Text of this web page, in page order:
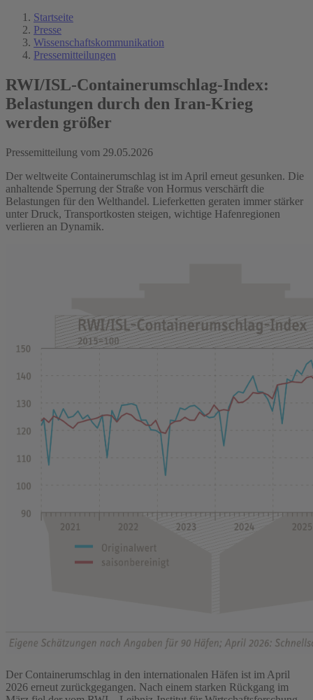
Startseite
Presse
Wissenschaftskommunikation
Pressemitteilungen
RWI/ISL-Containerumschlag-Index:
Belastungen durch den Iran-Krieg
werden größer
Pressemitteilung vom 29.05.2026
Der weltweite Containerumschlag ist im April erneut gesunken. Die
anhaltende Sperrung der Straße von Hormus verschärft die
Belastungen für den Welthandel. Lieferketten geraten immer stärker
unter Druck, Transportkosten steigen, wichtige Hafenregionen
verlieren an Dynamik.
Der Containerumschlag in den internationalen Häfen ist im April
2026 erneut zurückgegangen. Nach einem starken Rückgang im